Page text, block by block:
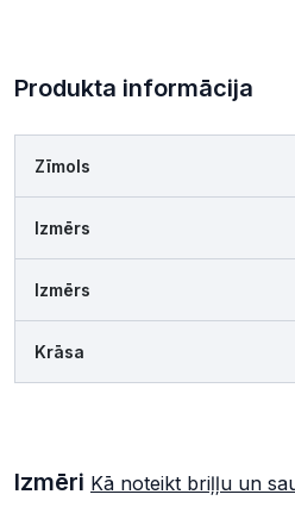
Produkta informācija
Zīmols
Izmērs
Izmērs
Krāsa
Izmēri Kā noteikt briļļu un